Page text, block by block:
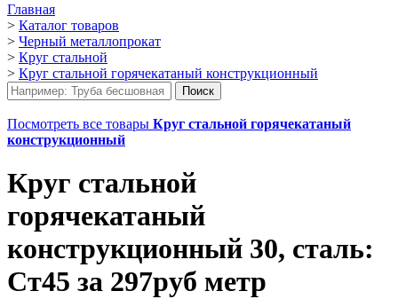
Главная
> Каталог товаров
> Черный металлопрокат
> Круг стальной
> Круг стальной горячекатаный конструкционный
Посмотреть все товары Круг стальной горячекатаный
конструкционный
Круг стальной
горячекатаный
конструкционный 30, сталь:
Ст45 за 297руб метр